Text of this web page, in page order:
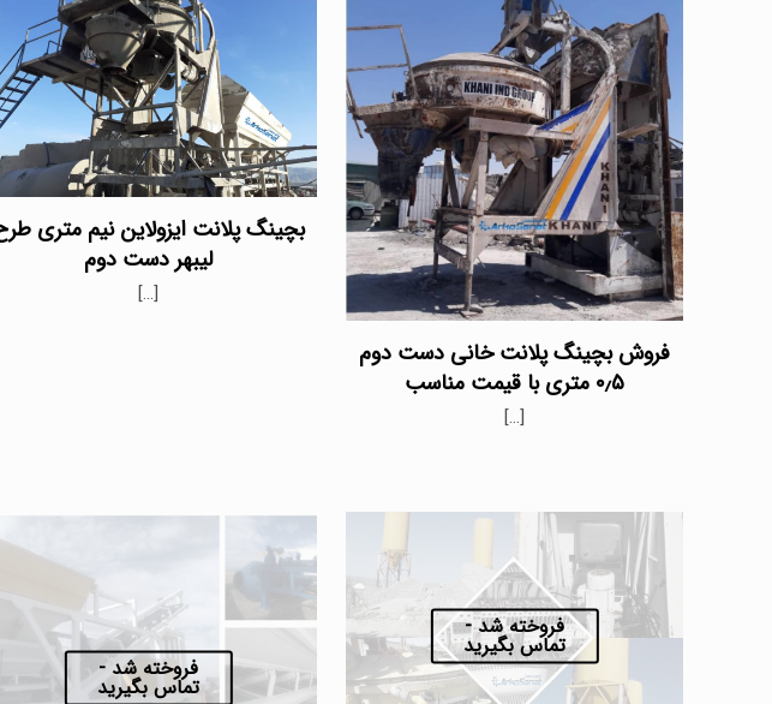
فروش بچینگ پلانت خانی دست دوم
۰٫۵ متری با قیمت مناسب
[…]
بچینگ پلانت ایزولاین نیم متری
لیبهر دست دوم
[…]
فروخته شد -
تماس بگیرید
فروخته شد -
تماس بگیرید